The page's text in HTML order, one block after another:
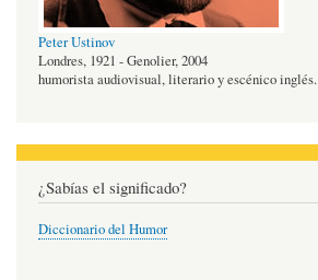
Peter Ustinov
Londres, 1921 - Genolier, 2004
humorista audiovisual, literario y escénico inglés.
¿Sabías el significado?
Diccionario del Humor